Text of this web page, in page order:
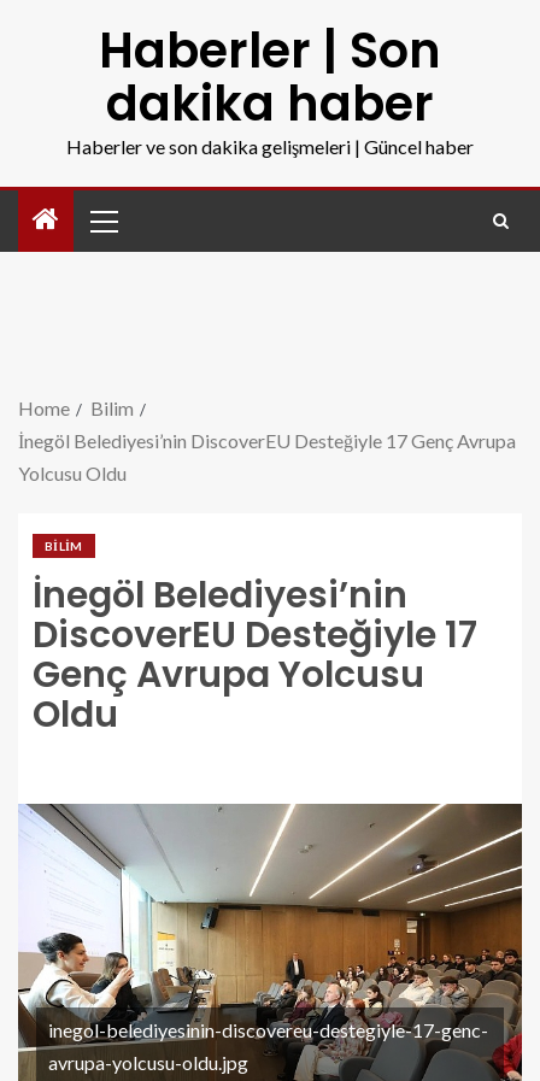
Haberler | Son
dakika haber
Haberler ve son dakika gelişmeleri | Güncel haber
Home
Bilim
İnegöl Belediyesi’nin DiscoverEU Desteğiyle 17 Genç Avrupa
Yolcusu Oldu
BILIM
İnegöl Belediyesi’nin
DiscoverEU Desteğiyle 17
Genç Avrupa Yolcusu
Oldu
inegol-belediyesinin-discovereu-destegiyle-17-genc-
avrupa-yolcusu-oldu.jpg